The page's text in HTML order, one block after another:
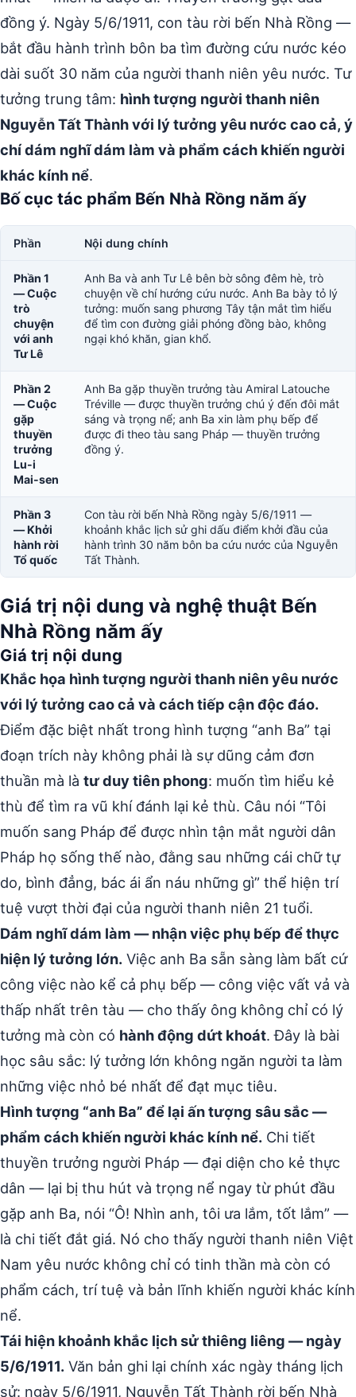
đồng ý. Ngày 5/6/1911, con tàu rời bến Nhà Rồng —
bắt đầu hành trình bôn ba tìm đường cứu nước kéo
dài suốt 30 năm của người thanh niên yêu nước. Tư
tưởng trung tâm: hình tượng người thanh niên
Nguyễn Tất Thành với lý tưởng yêu nước cao cả, ý
chí dám nghĩ dám làm và phẩm cách khiến người
khác kính nể.
Bố cục tác phẩm Bến Nhà Rồng năm ấy
Phần Nội dung chính
Phần 1
— Cuộc
trò
chuyện
với anh
Tư Lê
Anh Ba và anh Tư Lê bên bờ sông đêm hè, trò
chuyện về chí hướng cứu nước. Anh Ba bày tỏ lý
tưởng: muốn sang phương Tây tận mắt tìm hiểu
để tìm con đường giải phóng đồng bào, không
ngại khó khăn, gian khổ.
Phần 2
— Cuộc
gặp
thuyền
trưởng
Lu-i
Mai-sen
Anh Ba gặp thuyền trưởng tàu Amiral Latouche
Tréville — được thuyền trưởng chú ý đến đôi mắt
sáng và trọng nể; anh Ba xin làm phụ bếp để
được đi theo tàu sang Pháp — thuyền trưởng
đồng ý.
Phần 3
— Khởi
hành rời
Tổ quốc
Con tàu rời bến Nhà Rồng ngày 5/6/1911 —
khoảnh khắc lịch sử ghi dấu điểm khởi đầu của
hành trình 30 năm bôn ba cứu nước của Nguyễn
Tất Thành.
Giá trị nội dung và nghệ thuật Bến
Nhà Rồng năm ấy
Giá trị nội dung
Khắc họa hình tượng người thanh niên yêu nước
với lý tưởng cao cả và cách tiếp cận độc đáo.
Điểm đặc biệt nhất trong hình tượng “anh Ba” tại
đoạn trích này không phải là sự dũng cảm đơn
thuần mà là tư duy tiên phong: muốn tìm hiểu kẻ
thù để tìm ra vũ khí đánh lại kẻ thù. Câu nói “Tôi
muốn sang Pháp để được nhìn tận mắt người dân
Pháp họ sống thế nào, đằng sau những cái chữ tự
do, bình đẳng, bác ái ẩn náu những gì” thể hiện trí
tuệ vượt thời đại của người thanh niên 21 tuổi.
Dám nghĩ dám làm — nhận việc phụ bếp để thực
hiện lý tưởng lớn. Việc anh Ba sẵn sàng làm bất cứ
công việc nào kể cả phụ bếp — công việc vất vả và
thấp nhất trên tàu — cho thấy ông không chỉ có lý
tưởng mà còn có hành động dứt khoát. Đây là bài
học sâu sắc: lý tưởng lớn không ngăn người ta làm
những việc nhỏ bé nhất để đạt mục tiêu.
Hình tượng “anh Ba” để lại ấn tượng sâu sắc —
phẩm cách khiến người khác kính nể. Chi tiết
thuyền trưởng người Pháp — đại diện cho kẻ thực
dân — lại bị thu hút và trọng nể ngay từ phút đầu
gặp anh Ba, nói “Ô! Nhìn anh, tôi ưa lắm, tốt lắm” —
là chi tiết đắt giá. Nó cho thấy người thanh niên Việt
Nam yêu nước không chỉ có tinh thần mà còn có
phẩm cách, trí tuệ và bản lĩnh khiến người khác kính
nể.
Tái hiện khoảnh khắc lịch sử thiêng liêng — ngày
5/6/1911. Văn bản ghi lại chính xác ngày tháng lịch
sử: ngày 5/6/1911, Nguyễn Tất Thành rời bến Nhà